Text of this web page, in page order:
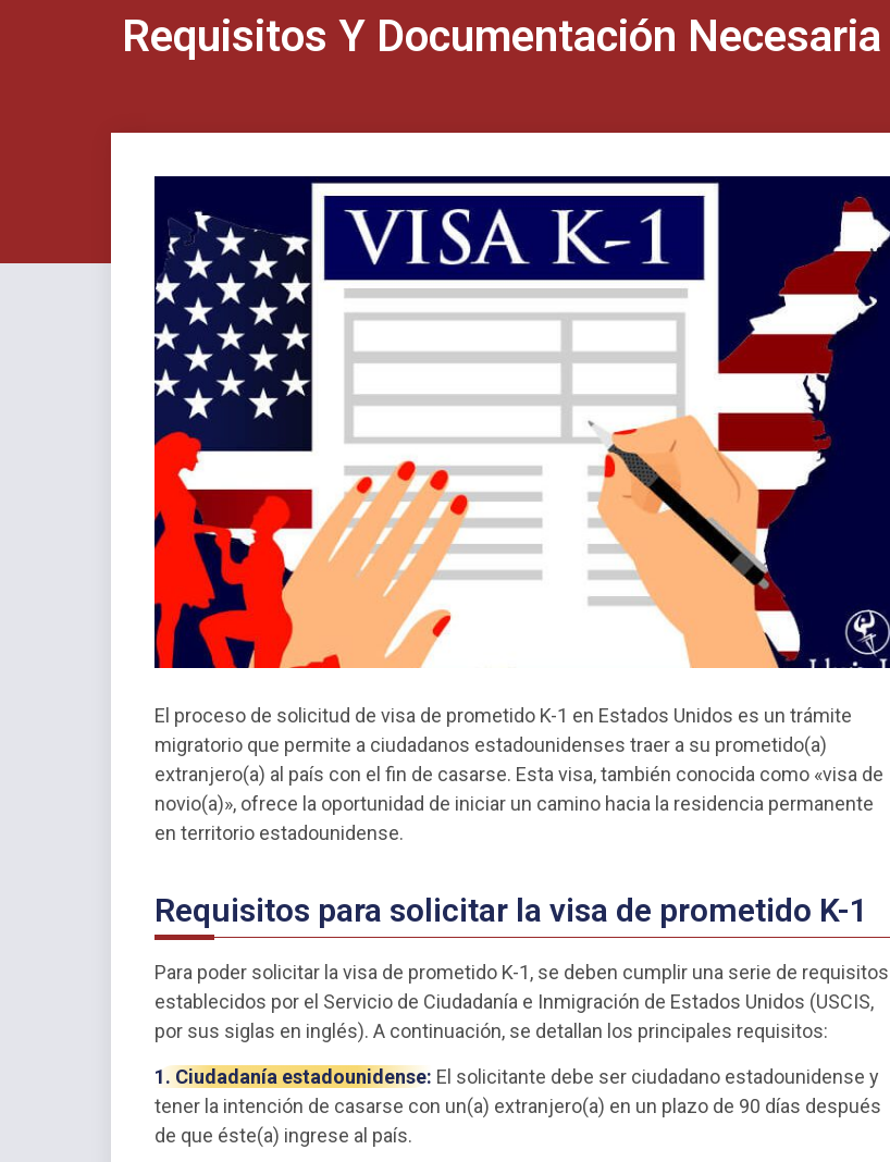
Requisitos Y Documentación Necesaria
El proceso de solicitud de visa de prometido K-1 en Estados Unidos es un trámite
migratorio que permite a ciudadanos estadounidenses traer a su prometido(a)
extranjero(a) al país con el fin de casarse. Esta visa, también conocida como «visa de
novio(a)», ofrece la oportunidad de iniciar un camino hacia la residencia permanente
en territorio estadounidense.
Requisitos para solicitar la visa de prometido K-1
Para poder solicitar la visa de prometido K-1, se deben cumplir una serie de requisitos
establecidos por el Servicio de Ciudadanía e Inmigración de Estados Unidos (USCIS,
por sus siglas en inglés). A continuación, se detallan los principales requisitos:
1. Ciudadanía estadounidense: El solicitante debe ser ciudadano estadounidense y
tener la intención de casarse con un(a) extranjero(a) en un plazo de 90 días después
de que éste(a) ingrese al país.